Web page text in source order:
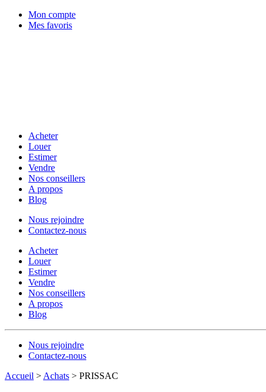
Mon compte
Mes favoris
Acheter
Louer
Estimer
Vendre
Nos conseillers
A propos
Blog
Nous rejoindre
Contactez-nous
Acheter
Louer
Estimer
Vendre
Nos conseillers
A propos
Blog
Nous rejoindre
Contactez-nous
Accueil > Achats > PRISSAC